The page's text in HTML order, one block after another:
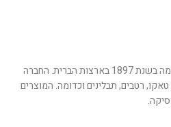
Ortega היא חברה אמריקאית שהוקמה בשנת 1897 בארצות הברית. החברה
רטבים, תבלינים וכדומה. המוצרים